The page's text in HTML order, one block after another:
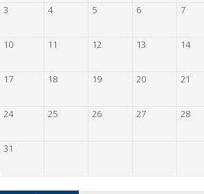
3 4 5 6 7
10 11 12 13 14
17 18 19 20 21
24 25 26 27 28
31